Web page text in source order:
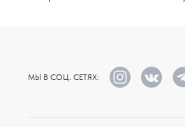
МЫ В СОЦ. СЕТЯХ: